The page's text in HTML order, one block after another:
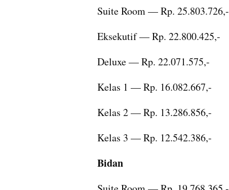
Suite Room — Rp. 25.803.726,-
Eksekutif — Rp. 22.800.425,-
Deluxe — Rp. 22.071.575,-
Kelas 1 — Rp. 16.082.667,-
Kelas 2 — Rp. 13.286.856,-
Kelas 3 — Rp. 12.542.386,-
Bidan